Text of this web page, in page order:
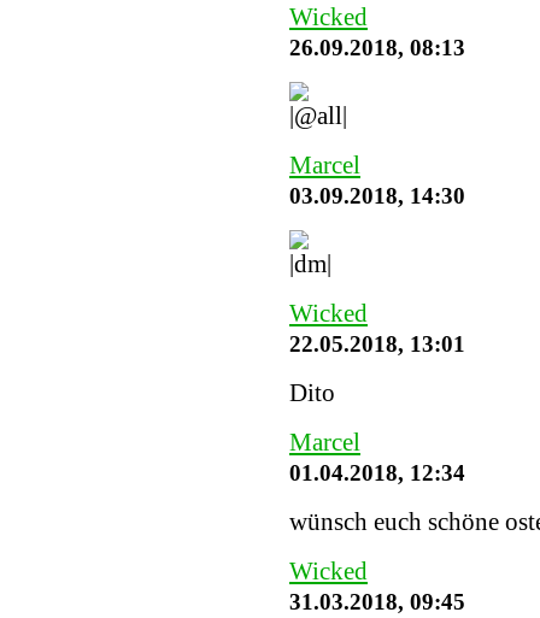
Wicked
26.09.2018, 08:13
Marcel
03.09.2018, 14:30
Wicked
22.05.2018, 13:01
Dito
Marcel
01.04.2018, 12:34
wünsch euch schöne
Wicked
31.03.2018, 09:45